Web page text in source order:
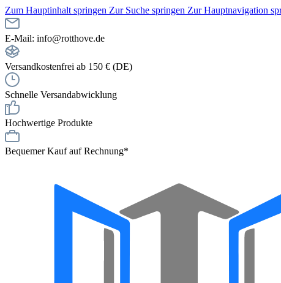
Zum Hauptinhalt springen Zur Suche springen Zur Hauptnavigation
E-Mail: info@rotthove.de
Versandkostenfrei ab 150 € (DE)
Schnelle Versandabwicklung
Hochwertige Produkte
Bequemer Kauf auf Rechnung*